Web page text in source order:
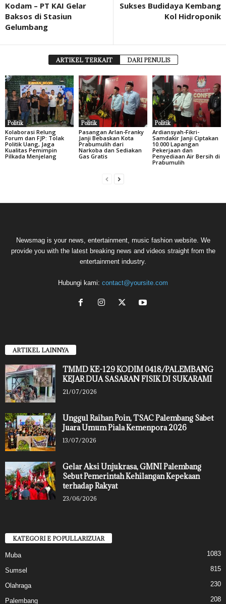
Kodam – PT KAI Gelar
Baksos di Stasiun
Gelumbang
Sukses Budidaya Kembang
Kol Hidroponik
ARTIKEL TERKAIT DARI PENULIS
Politik
Kolaborasi Relung
Forum dan FJP: Tolak
Politik Uang, Jaga
Kualitas Pemimpin
Pilkada Menjelang
Politik
Pasangan Arlan-Franky
Janji Bebaskan Kota
Prabumulih dari
Narkoba dan Sediakan
Gas Gratis
Politik
Ardiansyah-Fikri-
Samdakir Janji Ciptakan
10.000 Lapangan
Pekerjaan dan
Penyediaan Air Bersih di
Prabumulih
Newsmag is your news, entertainment, music fashion website. We
provide you with the latest breaking news and videos straight from the
entertainment industry.
Hubungi kami: contact@yoursite.com
ARTIKEL LAINNYA
TMMD KE-129 KODIM 0418/PALEMBANG
KEJAR DUA SASARAN FISIK DI SUKARAMI
21/07/2026
Unggul Raihan Poin, TSAC Palembang Sabet
Juara Umum Piala Kemenpora 2026
13/07/2026
Gelar Aksi Unjukrasa, GMNI Palembang
Sebut Pemerintah Kehilangan Kepekaan
terhadap Rakyat
23/06/2026
KATEGORI E POPULLARIZUAR
Muba 1083
Sumsel 815
Olahraga 230
Palembang 208